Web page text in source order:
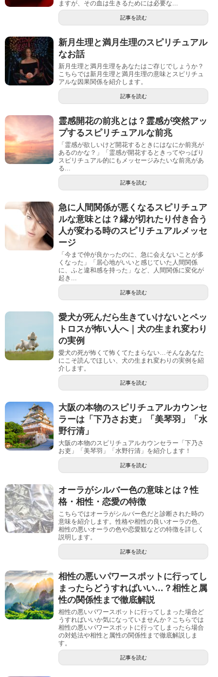
ますが、その血は生きるためには必要な...
記事を読む
新月生理と満月生理のスピリチュアル
なお話
新月生理と満月生理をあなたはご存じでしょうか？
こちらでは新月生理と満月生理の意味とスピリチュ
アルな因果関係を紹介します。
記事を読む
霊感開花の前兆とは？霊感が突然アッ
プするスピリチュアルな前兆
「霊感が欲しいけど開花するときにはなにか前兆が
あるのかな？」「霊感が開花するときってやっぱり
スピリチュアル的にもメッセージみたいな前兆があ
る...
記事を読む
急に人間関係が悪くなるスピリチュア
ルな意味とは？縁が切れたり付き合う
人が変わる時のスピリチュアルメッセ
ージ
「今まで仲が良かったのに、急に会えないことが多
くなった」「居心地がいいと感じていた人間関係
に、ふと違和感を持った」など、人間関係に変化が
起き...
記事を読む
愛犬が死んだら生きていけないとペッ
トロスが怖い人へ｜犬の生まれ変わり
の実例
愛犬の死が怖くて怖くてたまらない…そんなあなた
にこそ読んでほしい、犬の生まれ変わりの実例を紹
介します。
記事を読む
大阪の本物のスピリチュアルカウンセ
ラーは「下乃さお吏」「美琴羽」「水
野行清」
大阪の本物のスピリチュアルカウンセラー「下乃さ
お吏」「美琴羽」「水野行清」を紹介します！
記事を読む
オーラがシルバー色の意味とは？性
格・相性・恋愛の特徴
こちらではオーラがシルバー色だと診断された時の
意味を紹介します。性格や相性の良いオーラの色、
相性の悪いオーラの色や恋愛観などの特徴を詳しく
説明します。
記事を読む
相性の悪いパワースポットに行ってし
まったらどうすればいい…？相性と属
性の関係性まで徹底解説
相性の悪いパワースポットに行ってしまった場合ど
うすればいいか気になっていませんか？こちらでは
相性の悪いパワースポットに行ってしまったら場合
の対処法や相性と属性の関係性まで徹底解説しま
す。
記事を読む